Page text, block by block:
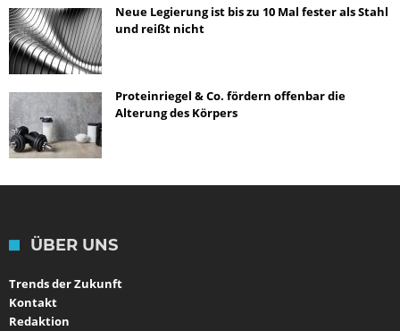
Neue Legierung ist bis zu 10 Mal fester als Stahl
und reißt nicht
Proteinriegel & Co. fördern offenbar die
Alterung des Körpers
ÜBER UNS
Trends der Zukunft
Kontakt
Redaktion